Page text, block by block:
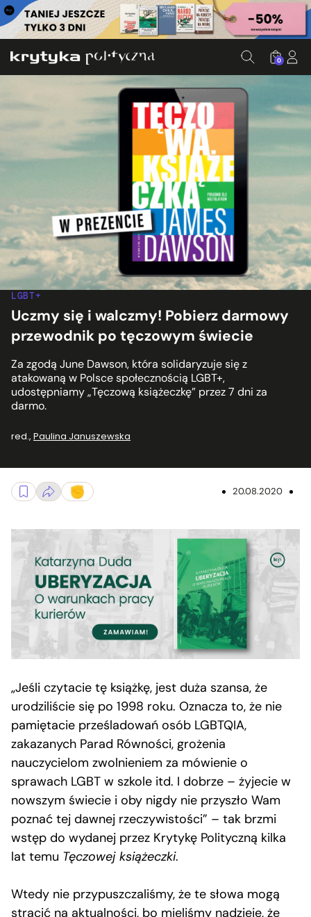
0
LGBT+
Uczmy się i walczmy! Pobierz darmowy
przewodnik po tęczowym świecie
Za zgodą June Dawson, która solidaryzuje się z
atakowaną w Polsce społecznością LGBT+,
udostępniamy „Tęczową książeczkę” przez 7 dni za
darmo.
red., Paulina Januszewska
20.08.2020
„Jeśli czytacie tę książkę, jest duża szansa, że
urodziliście się po 1998 roku. Oznacza to, że nie
pamiętacie prześladowań osób LGBTQIA,
zakazanych Parad Równości, grożenia
nauczycielom zwolnieniem za mówienie o
sprawach LGBT w szkole itd. I dobrze – żyjecie w
nowszym świecie i oby nigdy nie przyszło Wam
poznać tej dawnej rzeczywistości” – tak brzmi
wstęp do wydanej przez Krytykę Polityczną kilka
lat temu Tęczowej książeczki.
Wtedy nie przypuszczaliśmy, że te słowa mogą
stracić na aktualności, bo mieliśmy nadzieję, że